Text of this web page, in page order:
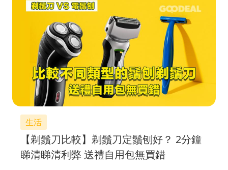
生活
【剃鬚刀比較】剃鬚刀定鬚刨好？ 2分鐘
睇清睇清利弊 送禮自用包無買錯